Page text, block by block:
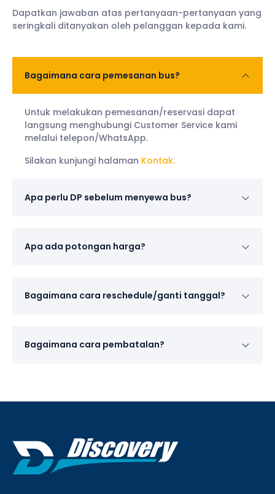
Dapatkan jawaban atas pertanyaan-pertanyaan yang
seringkali ditanyakan oleh pelanggan kepada kami.
Bagaimana cara pemesanan bus?
Untuk melakukan pemesanan/reservasi dapat
langsung menghubungi Customer Service kami
melalui telepon/WhatsApp.
Silakan kunjungi halaman Kontak.
Apa perlu DP sebelum menyewa bus?
Apa ada potongan harga?
Bagaimana cara reschedule/ganti tanggal?
Bagaimana cara pembatalan?